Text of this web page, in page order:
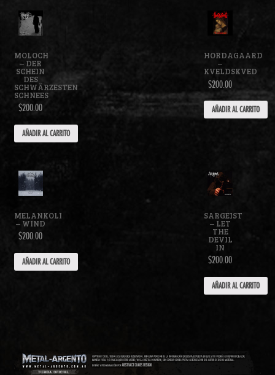
MOLOCH
– DER
SCHEIN
DES
SCHWÄRZESTEN
SCHNEES
$200.00
AÑADIR AL CARRITO
HORDAGAARD
–
KVELDSKVED
$200.00
AÑADIR AL CARRITO
MELANKOLI
– WIND
$200.00
AÑADIR AL CARRITO
SARGEIST
– LET
THE
DEVIL
IN
$200.00
AÑADIR AL CARRITO